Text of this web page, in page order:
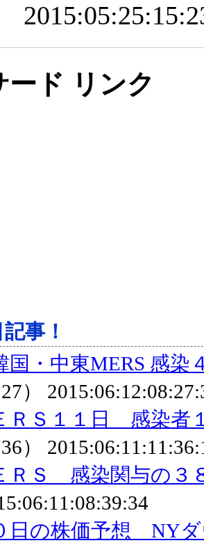
ード リンク
事！
国・中東MERS 感
）
ＲＳ１１日 感染者
）
ＲＳ 感染関与の３
日の株価予想 NY